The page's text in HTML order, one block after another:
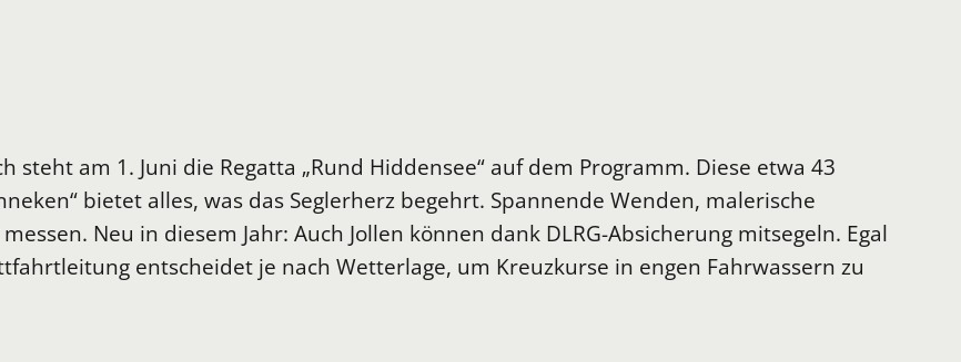
am 1. Juni die Regatta „Rund Hiddensee“ auf dem Programm. Diese etwa 43
bietet alles, was das Seglerherz begehrt. Spannende Wenden, malerische
Neu in diesem Jahr: Auch Jollen können dank DLRG-Absicherung mitsegeln. Egal
entscheidet je nach Wetterlage, um Kreuzkurse in engen Fahrwassern zu